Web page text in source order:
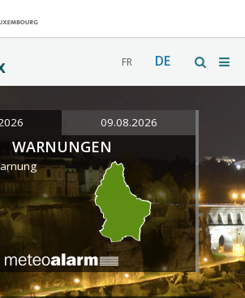
FR DE
09.08.2026
WARNUNGEN